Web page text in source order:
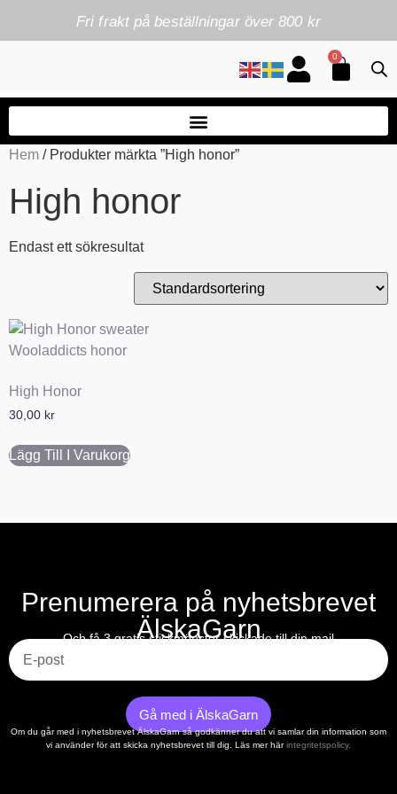
Fri frakt på beställningar över 800 kr
0
Hem / Produkter märkta ”High honor”
High honor
Endast ett sökresultat
High Honor
30,00 kr
Lägg Till I Varukorg
Prenumerera på nyhetsbrevet
ÄlskaGarn
Och få 3 gratis stickmönster skickade till din mail
Gå med i ÄlskaGarn
Om du går med i nyhetsbrevet ÄlskaGarn så godkänner du att vi samlar din information som
vi använder för att skicka nyhetsbrevet till dig. Läs mer härintegritetspolicy.